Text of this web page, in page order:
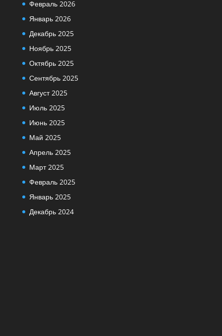
Февраль 2026
Январь 2026
Декабрь 2025
Ноябрь 2025
Октябрь 2025
Сентябрь 2025
Август 2025
Июль 2025
Июнь 2025
Май 2025
Апрель 2025
Март 2025
Февраль 2025
Январь 2025
Декабрь 2024